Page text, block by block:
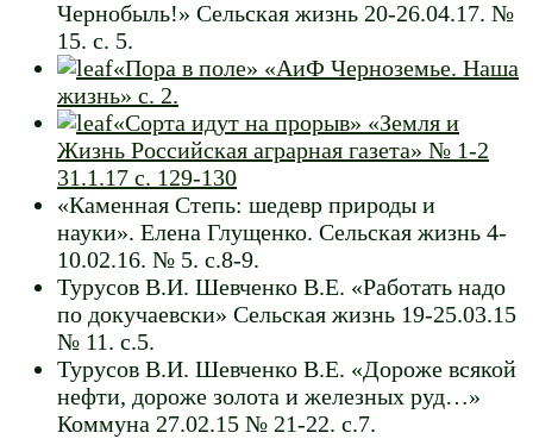
Чернобыль!» Сельская жизнь 20-26.04.17. №
15. с. 5.
«Пора в поле» «АиФ Черноземье. Наша
жизнь» с. 2.
«Сорта идут на прорыв» «Земля и
Жизнь Российская аграрная газета» № 1-2
31.1.17 с. 129-130
«Каменная Степь: шедевр природы и
науки». Елена Глущенко. Сельская жизнь 4-
10.02.16. № 5. с.8-9.
Турусов В.И. Шевченко В.Е. «Работать надо
по докучаевски» Сельская жизнь 19-25.03.15
№ 11. с.5.
Турусов В.И. Шевченко В.Е. «Дороже всякой
нефти, дороже золота и железных руд…»
Коммуна 27.02.15 № 21-22. с.7.